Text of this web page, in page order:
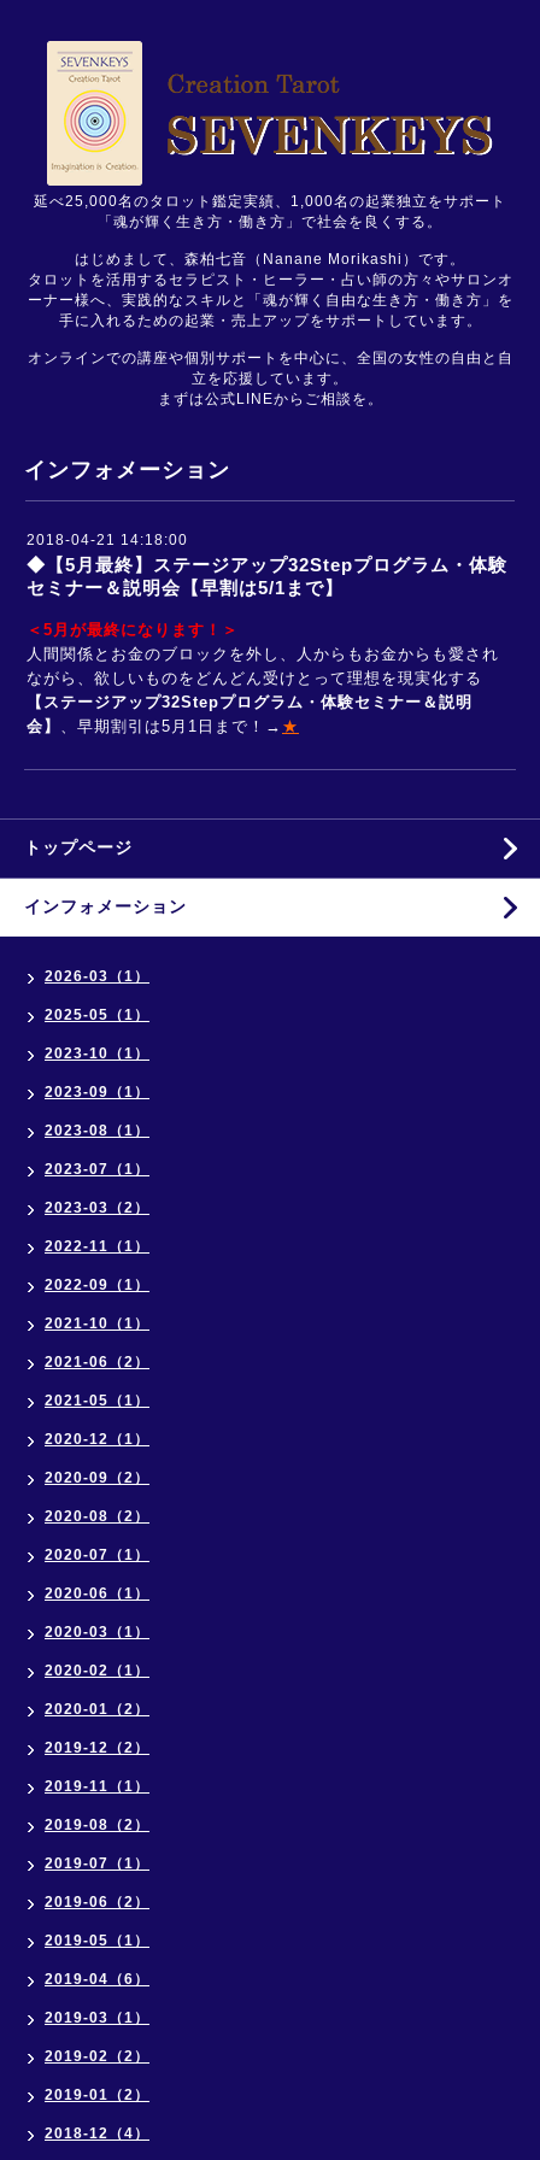
延べ25,000名のタロット鑑定実績、1,000名の起業独立をサポート
「魂が輝く生き方・働き方」で社会を良くする。
はじめまして、森柏七音（Nanane Morikashi）です。
タロットを活用するセラピスト・ヒーラー・占い師の方々やサロンオ
ーナー様へ、実践的なスキルと「魂が輝く自由な生き方・働き方」を
手に入れるための起業・売上アップをサポートしています。
オンラインでの講座や個別サポートを中心に、全国の女性の自由と自
立を応援しています。
まずは公式LINEからご相談を。
インフォメーション
2018-04-21 14:18:00
◆【5月最終】ステージアップ32Stepプログラム・体験
セミナー＆説明会【早割は5/1まで】
＜5月が最終になります！＞
人間関係とお金のブロックを外し、人からもお金からも愛され
ながら、欲しいものをどんどん受けとって理想を現実化する
【ステージアップ32Stepプログラム・体験セミナー＆説明
会】 、早期割引は5月1日まで！→ ★
トップページ
インフォメーション
2026-03（1）
2025-05（1）
2023-10（1）
2023-09（1）
2023-08（1）
2023-07（1）
2023-03（2）
2022-11（1）
2022-09（1）
2021-10（1）
2021-06（2）
2021-05（1）
2020-12（1）
2020-09（2）
2020-08（2）
2020-07（1）
2020-06（1）
2020-03（1）
2020-02（1）
2020-01（2）
2019-12（2）
2019-11（1）
2019-08（2）
2019-07（1）
2019-06（2）
2019-05（1）
2019-04（6）
2019-03（1）
2019-02（2）
2019-01（2）
2018-12（4）